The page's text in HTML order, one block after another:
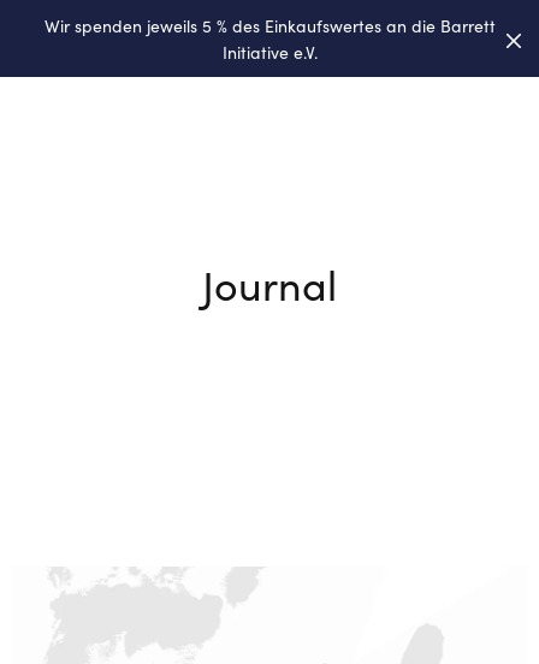
Wir spenden jeweils 5 % des Einkaufswertes an die Barrett
Initiative e.V.
0
Journal